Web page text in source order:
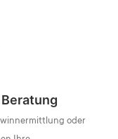
oder